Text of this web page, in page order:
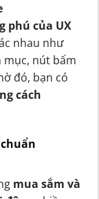
phú của UX
nhau như
mục, nút bấm
đó, bạn có
cách
mua sắm và